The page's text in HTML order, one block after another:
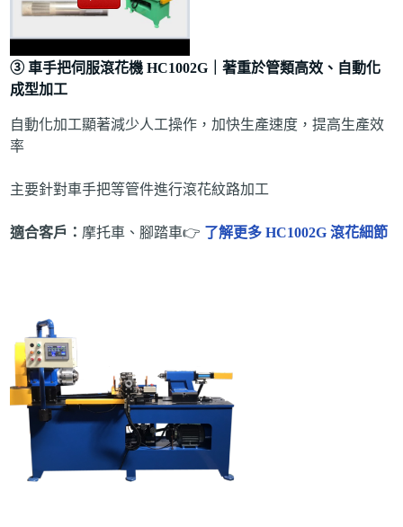
③車手把伺服滾花機 HC1002G｜著重於管類高效、自動化
成型加工
自動化加工顯著減少人工操作，加快生產速度，提高生產效
率
主要針對車手把等管件進行滾花紋路加工
適合客戶： 摩托車、腳踏車👉 了解更多 HC1002G 滾花細節